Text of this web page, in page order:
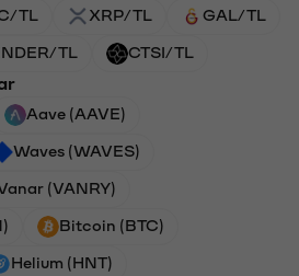
TL XRP/TL GAL/TL
TL CTSI/TL
Aave (AAVE)
Waves (WAVES)
(VANRY)
Bitcoin (BTC)
Helium (HNT)